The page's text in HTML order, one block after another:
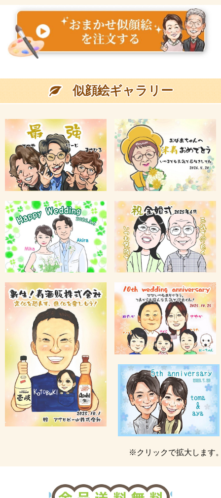
似顔絵ギャラリー
※クリックで拡大します